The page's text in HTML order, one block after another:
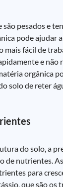
são pesados e
pode ajudar
mais fácil de
e não
orgânica
solo de reter
do solo, a
de nutrientes.
para
que são os